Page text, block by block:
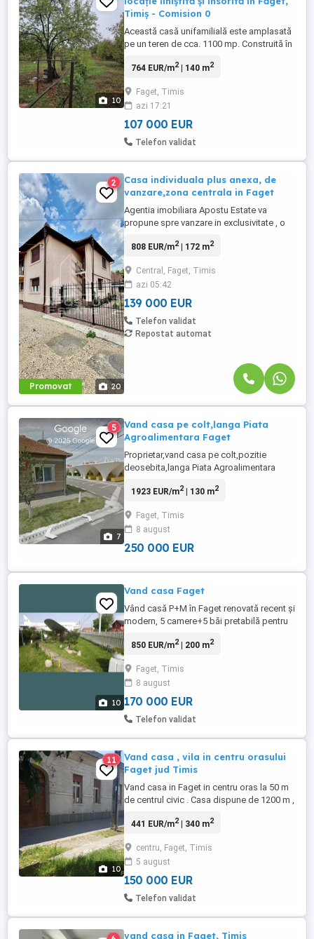
10
Timiș - Comision 0
Această casă unifamilială este amplasată
pe un teren de cca. 1100 mp. Construită în
un spațiu de locuit de aproximativ 140 mp,
bucătărie, doua camere, o baie renovată,
cu conexiune pentru mașina de spălat și o
cămară. La ...
764 EUR/m2| 140 m2
Faget, Timis
azi 17:21
107 000 EUR
Telefon validat
Promovat 20
2
Casa individuala plus anexa, de
vanzare,zona centrala in Faget
Agentia imobiliara Apostu Estate va
propune spre vanzare in exclusivitate , o
compartimentata, plus o anexa ,situata pe
generos de 15 ml. Locuinta are o
suprafata utila de 171 mp (casa 124 mp
utili iar anexa 47 mp utili ) si este ...
808 EUR/m2| 172 m2
Central, Faget, Timis
azi 05:42
139 000 EUR
Telefon validat
Repostat automat
7
5
Vand casa pe colt,langa Piata
Agroalimentara Faget
Proprietar,vand casa pe colt,pozitie
deosebita,langa Piata Agroalimentara
547 mp(2 fronturi,20m si 27m).Casa este
2 accese,1terasa descoperita,1 terasa
acoperita,1 baie,1 bucatarie,1 camara,6
camere,semidecomandata,pod ...
1923 EUR/m2| 130 m2
Faget, Timis
8 august
250 000 EUR
10
Vand casa Faget
Vând casă P+M în Faget renovată recent și
modern, 5 camere+5 băi pretabilă pentru
Suprafața teren 550 mp. Suprafața
folosit ca restaurant sau bar. Pret 170000
eur
850 EUR/m2| 200 m2
Faget, Timis
8 august
170 000 EUR
Telefon validat
10
11
Vand casa , vila in centru orasului
Faget jud Timis
Vand casa in Faget in centru oras la 50 m
de centrul civic . Casa dispune de 1200 m ,
cocini , sopron lemne , si multiple
mari , bucatarie , baie , 2 toalete ,cămara ,
terasa mare si pivnită. In curte mai este o
locuinta ...
441 EUR/m2| 340 m2
centru, Faget, Timis
5 august
150 000 EUR
Telefon validat
vand casa in Faget, Timis